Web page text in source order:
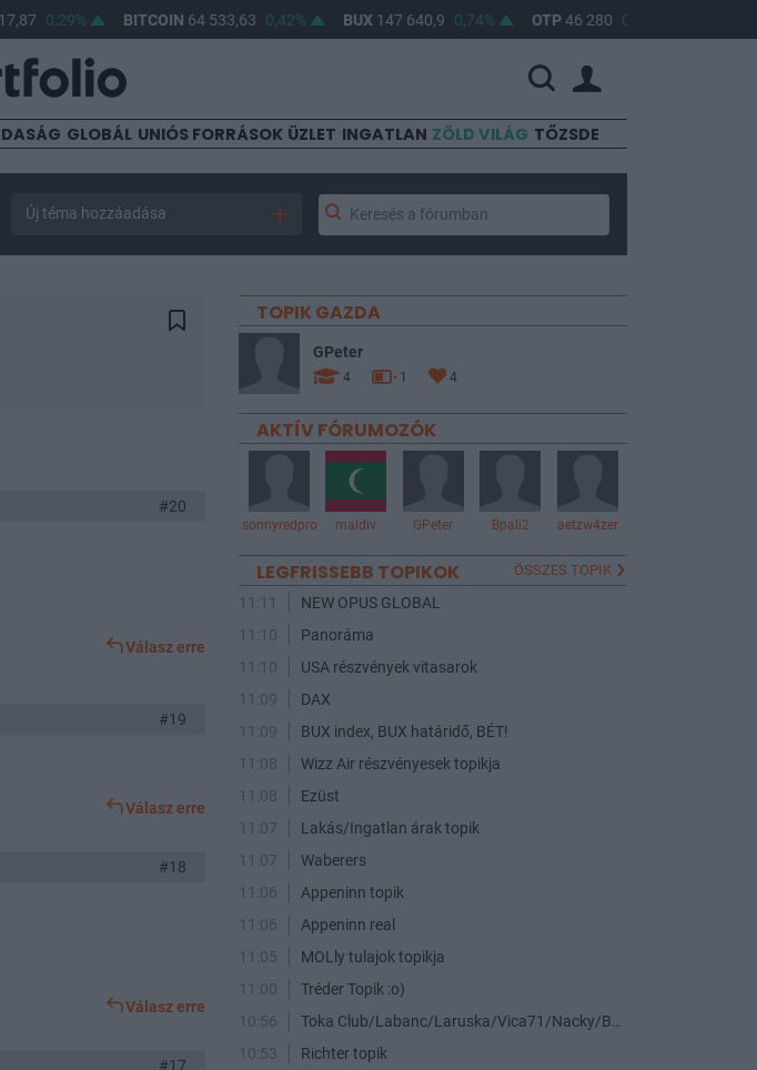
0,29% BITCOIN 64 533,63 0,42% BUX147 640,9 0,74% OTP46 280 0,83%
GLOBÁL UNIÓS FORRÁSOK ÜZLET INGATLAN ZÖLD VILÁG TŐZSDE
Új téma hozzáadása
#20
Válasz erre
#19
Válasz erre
#18
Válasz erre
#17
TOPIK GAZDA
GPeter
4 1 4
AKTÍV FÓRUMOZÓK
sonnyredpro maldiv GPeter Bpali2 aetzw4zer
LEGFRISSEBB TOPIKOK ÖSSZES TOPIK
11:11
NEW OPUS GLOBAL
11:10
Panoráma
11:10
USA részvények vitasarok
11:09
DAX
11:09
BUX index, BUX határidő, BÉT!
11:08
Wizz Air részvényesek topikja
11:08
Ezüst
11:07
Lakás/Ingatlan árak topik
11:07
Waberers
11:06
Appeninn topik
11:06
Appeninn real
11:05
MOLly tulajok topikja
11:00
Tréder Topik :o)
10:56
10:53
Richter topik